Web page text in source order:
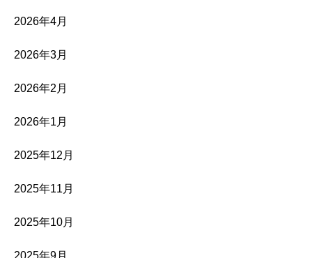
2026年4月
2026年3月
2026年2月
2026年1月
2025年12月
2025年11月
2025年10月
2025年9月